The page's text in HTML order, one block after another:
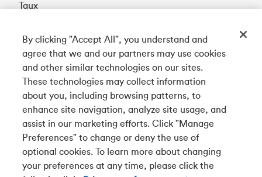
Taux
English
Téléchargez notre appli
Connectez-vous avec nous
Tangerine est le nom commercial de la Banque Tangerine,
By clicking "Accept All", you understand and
agree that we and our partners may use cookies
and other similar technologies on our sites.
These technologies may collect information
about you, including browsing patterns, to
enhance site navigation, analyze site usage, and
assist in our marketing efforts. Click "Manage
Preferences" to change or deny the use of
optional cookies. To learn more about changing
your preferences at any time, please click the